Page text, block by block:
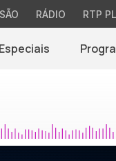
RÁDIO RTP
Especiais